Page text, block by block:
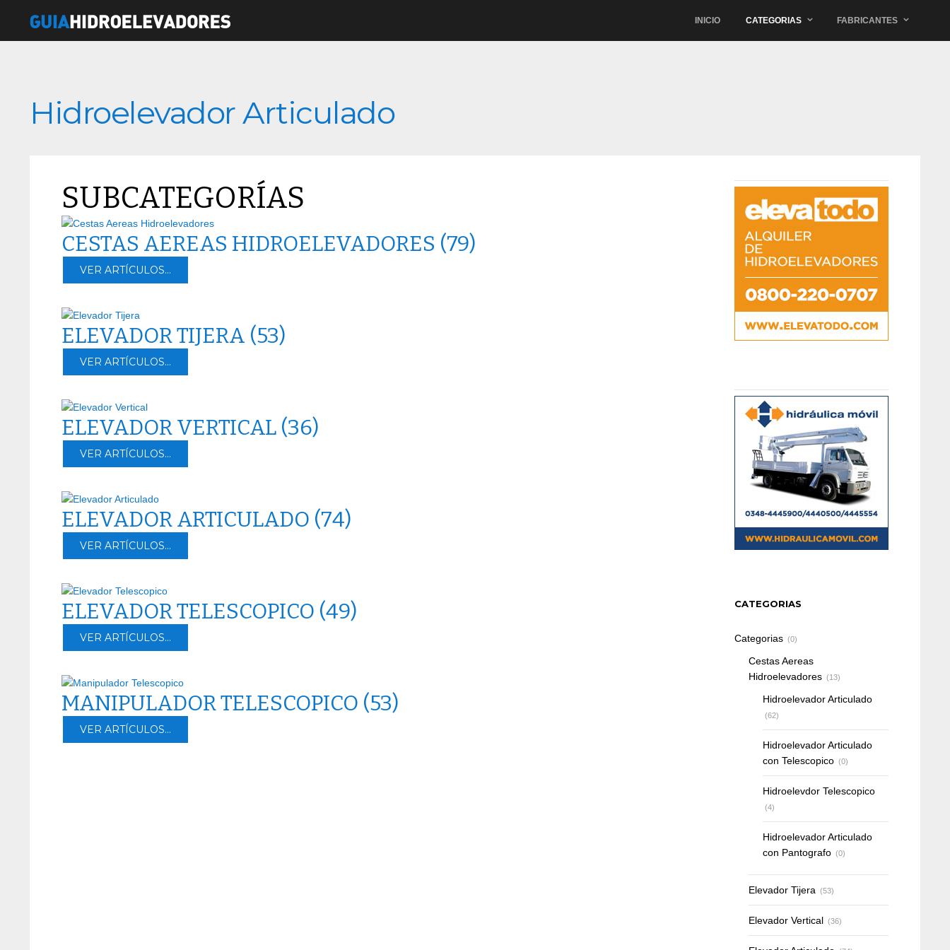
INICIO CATEGORIAS FABRICANTES
Hidroelevador Articulado
SUBCATEGORÍAS
CESTAS AEREAS HIDROELEVADORES (79)
VER ARTÍCULOS...
ELEVADOR TIJERA (53)
VER ARTÍCULOS...
ELEVADOR VERTICAL (36)
VER ARTÍCULOS...
ELEVADOR ARTICULADO (74)
VER ARTÍCULOS...
ELEVADOR TELESCOPICO (49)
VER ARTÍCULOS...
MANIPULADOR TELESCOPICO (53)
VER ARTÍCULOS...
CATEGORIAS
Categorias (0)
Cestas Aereas
Hidroelevadores (13)
Hidroelevador Articulado
(62)
Hidroelevador Articulado
con Telescopico (0)
Hidroelevdor Telescopico
(4)
Hidroelevador Articulado
con Pantografo (0)
Elevador Tijera (53)
Elevador Vertical (36)